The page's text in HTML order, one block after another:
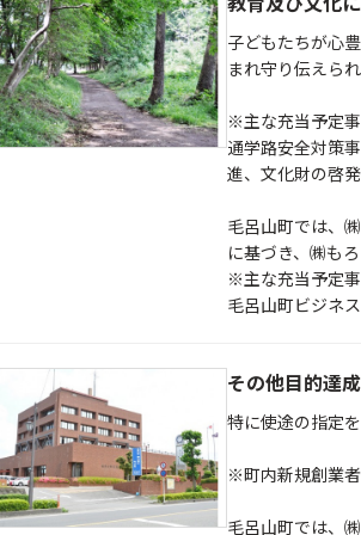
子どもたちが心
まれ守り伝えら
※主な充当予定
通学路安全対策
進、文化財の
毛呂山町では、
に基づき、㈱も
※主な充当予定
毛呂山町ビジネ
その他目的達
特に使途の指定
※町内新規創業
毛呂山町では、